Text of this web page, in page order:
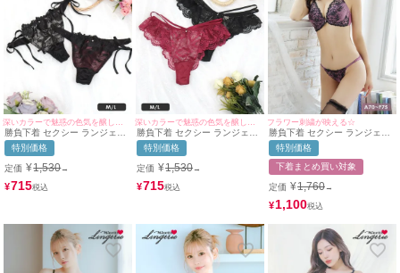
勝負下着 セクシー ランジェリ
ーフラワーレース紐Tバックシ
ョーツ単品
特別価格
定価 ¥1,530→
¥715
勝負下着 セクシー ランジェリ
ーコードデザインフラワー総レ
ースTバックショーツ単品
特別価格
定価 ¥1,530→
¥715
フラワー刺繍が映える☆
勝負下着 セクシー ランジェリ
ーフラワー刺繍レース脇高カッ
プブラジャー＆ショーツ2点セ
ット
特別価格
下着まとめ買い対象
定価 ¥1,760→
¥1,100